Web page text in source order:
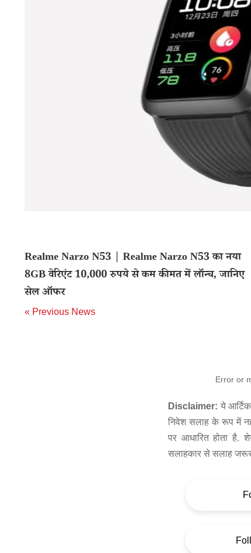
Realme Narzo N53 | Realme Narzo N53 का नया
8GB वेरिएंट 10,000 रुपये से कम कीमत में लॉन्च, जानिए
सेल ऑफर
« Previous News
Error or
Disclaimer: ये
निवेश सलाह के रूप में
पर आधारित होता है.
सलाहकार से सलाह